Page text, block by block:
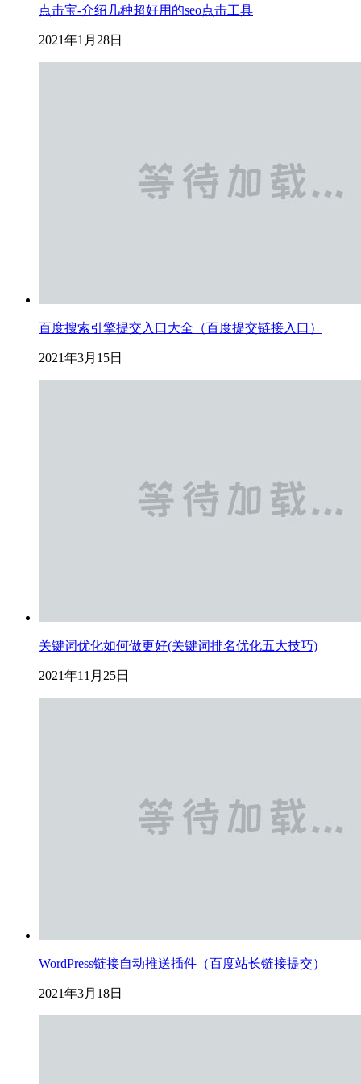
点击宝-介绍几种超好用的seo点击工具
2021年1月28日
百度搜索引擎提交入口大全（百度提交链接入口）
2021年3月15日
关键词优化如何做更好(关键词排名优化五大技巧)
2021年11月25日
WordPress链接自动推送插件（百度站长链接提交）
2021年3月18日